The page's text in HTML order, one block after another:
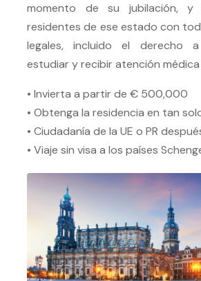
momento de su jubilación, y
residentes de ese estado con
legales, incluido el derecho
estudiar y recibir atención médica
• Invierta a partir de € 500,000
• Obtenga la residencia en tan
• Ciudadanía de la UE o PR
• Viaje sin visa a los países